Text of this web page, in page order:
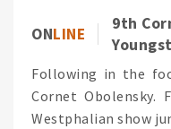
ONLINE
9th
Following in the
Cornet Obolensky.
Westphalian show